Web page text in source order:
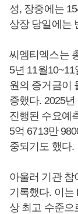
성, 장중에는
상장 당일에는
씨엠티엑스는
5년 11월
원의 증거금이
증했다. 2025
진행된 수요예
5억 6713만
중되기도 했다.
아울러 기관 참
기록했다. 이는
상 최고 수준으